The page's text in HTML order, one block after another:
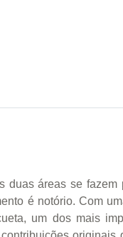
duas áreas se fazem
é notório. Com
um dos mais